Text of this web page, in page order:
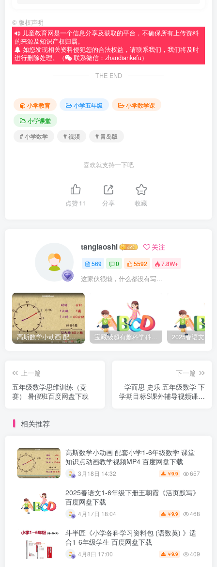
© 版权声明
儿童教育网是一个信息分享及获取的平台，不确保所有上传资料
的来源及知识产权归属。
如您发现相关资料侵犯您的合法权益，请联系我们，我们将及时
进行删除处理。（
联系微信：zhandiankefu）
THE END
小学教育 小学五年级
小学数学课
小学课堂
# 小学数学
# 视频 # 青岛版
喜欢就支持一下吧
点赞11 分享 收藏
tanglaoshi 关注
569 0 5592 7.8W+
这家伙很懒，什么都没有写...
高斯数学小动画 配套小学1-6年级数学 课堂知识点动画教学视频MP4 百度网盘下载 宝藏级超有趣科学科普动画《土豆逗严肃科普》第二季 百度网盘下载
上一篇
五年级数学思维训练（竞
赛） 暑假班百度网盘下载
下一篇
学而思 史乐 五年级数学 下
学期目标S课外辅导视频课程
相关推荐
高斯数学小动画 配套小学1-6年级数学 课堂
知识点动画教学视频MP4 百度网盘下载
3月18日 14:32 ￥9.9 657
2025春语文1-6年级下册王朝霞《活页默写》
百度网盘下载
4月17日 18:04 ￥9.9 468
斗半匠《小学各科学习资料包 (语数英) 》适
合1-6年级学生 百度网盘下载
4月8日 17:00 ￥9.9 409